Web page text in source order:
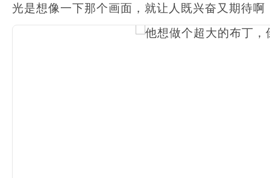
光是想像一下那个画面，就让人既兴奋又期待啊